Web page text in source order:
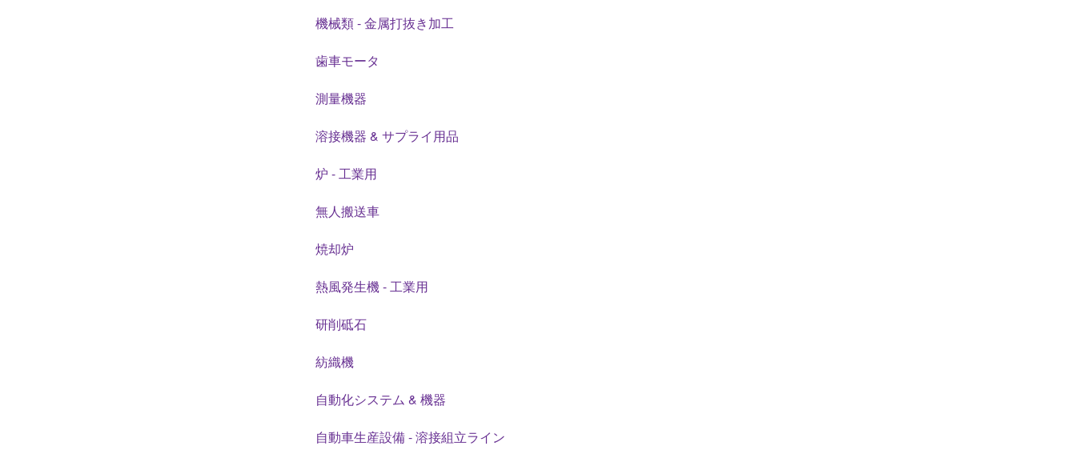
機械類 - 金属打抜き加工
歯車モータ
測量機器
溶接機器 & サプライ用品
炉 - 工業用
無人搬送車
焼却炉
熱風発生機 - 工業用
研削砥石
紡織機
自動化システム & 機器
自動車生産設備 - 溶接組立ライン